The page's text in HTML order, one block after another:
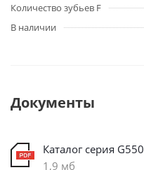
Количество зубьев F
В наличии
Документы
Каталог серия G550
1,9 мб